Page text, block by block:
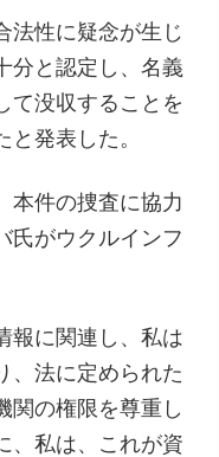
法性に疑念が生じ
分と認定し、名義
て没収することを
発表した。
本件の捜査に協力
氏がウクルインフ
報に関連し、私は
、法に定められた
関の権限を尊重し
、私は、これが資